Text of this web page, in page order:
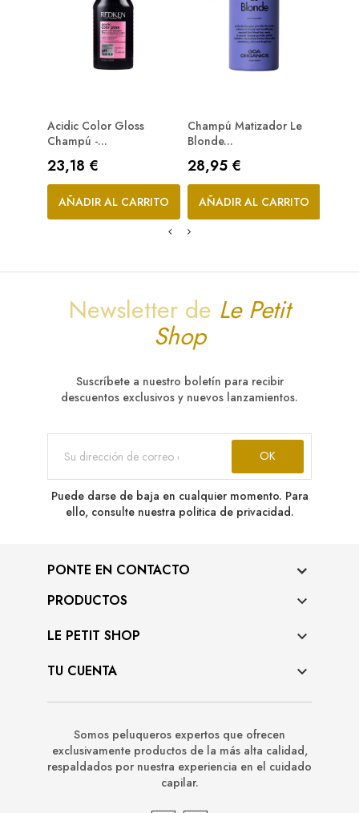
Acidic Color Gloss
Champú -...
Precio
23,18 €
AÑADIR AL CARRITO
Champú Matizador Le
Blonde...
Precio
28,95 €
AÑADIR AL CARRITO
Newsletter de Le Petit
Shop
Suscríbete a nuestro boletín para recibir
descuentos exclusivos y nuevos lanzamientos.
Puede darse de baja en cualquier momento. Para
ello, consulte nuestra politica de privacidad.
PONTE EN CONTACTO
PRODUCTOS

LE PETIT SHOP 
TU CUENTA 
Somos peluqueros expertos que ofrecen
exclusivamente productos de la más alta calidad,
respaldados por nuestra experiencia en el cuidado
capilar.